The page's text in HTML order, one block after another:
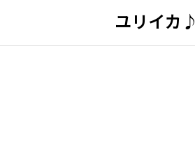
ユリイカ♪